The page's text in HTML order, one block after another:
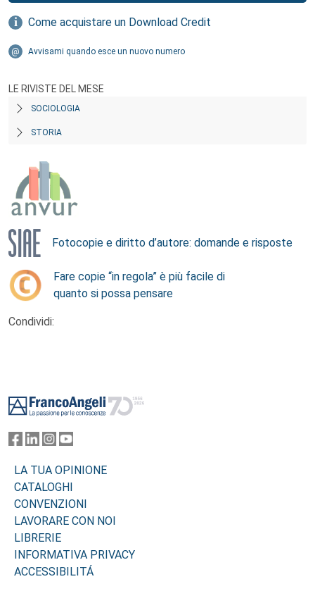
Come acquistare un Download Credit
Avvisami quando esce un nuovo numero
LE RIVISTE DEL MESE
SOCIOLOGIA
STORIA
Fotocopie e diritto d’autore: domande e risposte
Fare copie “in regola” è più facile di
quanto si possa pensare
Condividi:
LA TUA OPINIONE
CATALOGHI
CONVENZIONI
LAVORARE CON NOI
LIBRERIE
INFORMATIVA PRIVACY
ACCESSIBILITÁ